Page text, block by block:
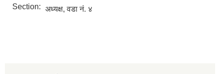
Section: अध्यक्ष, वडा नं. ४